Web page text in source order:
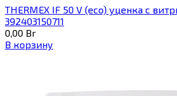
THERMEX IF 50 V (eco) уценка c
392403150711
0,00 Br
В корзину